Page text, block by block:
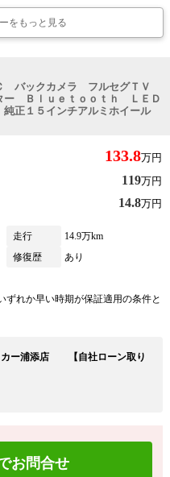
をもっと見る
バックカメラ フルセグＴＶ
ー Ｂｌｕｅｔｏｏｔｈ ＬＥＤ
正１５インチアルミホイール
133.8万円
119万円
14.8万円
走行
14.9万km
修復歴
あり
ずれか早い時期が保証適用の条件と
カー浦添店 【自社ローン取り
お問合せ